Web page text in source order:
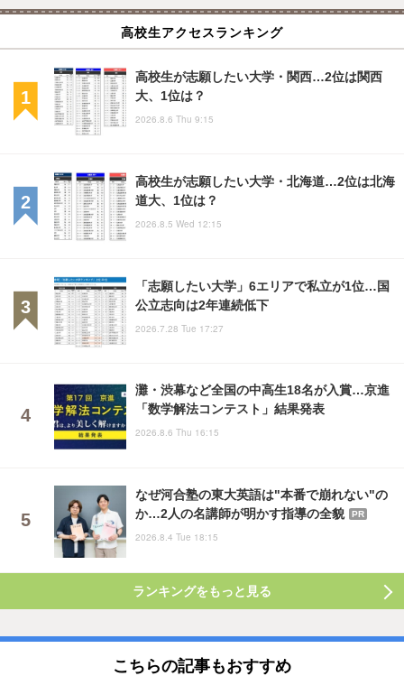
高校生アクセスランキング
高校生が志願したい大学・関西…2位は関西
大、1位は？
2026.8.6 Thu 9:15
高校生が志願したい大学・北海道…2位は北海
道大、1位は？
2026.8.5 Wed 12:15
「志願したい大学」6エリアで私立が1位…国
公立志向は2年連続低下
2026.7.28 Tue 17:27
灘・渋幕など全国の中高生18名が入賞…京進
「数学解法コンテスト」結果発表
2026.8.6 Thu 16:15
なぜ河合塾の東大英語は"本番で崩れない"の
か…2人の名講師が明かす指導の全貌
PR
2026.8.4 Tue 18:15
ランキングをもっと見る
こちらの記事もおすすめ